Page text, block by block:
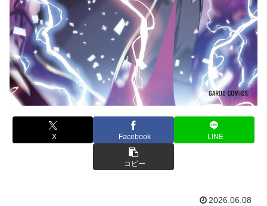
X Facebook LINE
コピー
2026.06.08